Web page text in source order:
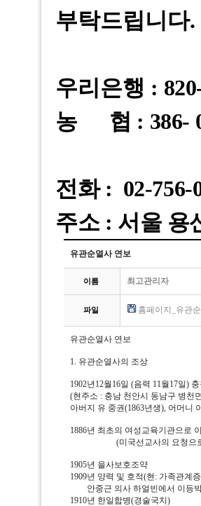
부탁드립니다.
우리은행 :
농 협 : 386-
전화 : 02-756-
주소 : 서울 용
유관순열사 연보
이름 최고관리자
파일 홈페이지_유관
유관순열사 연보
1. 유관순열사의 조상
1902년12월16일 (음력 11월17일)
(현주소 : 충남 천안시 동남구 병천
아버지 유 중권(1863년생), 어머니
1886년 최초의 여성교육기관으로
(미국선교사의 요청으로
1905년 을사보호조약
1909년 양력 및 호적(현: 가족관계
안중근 의사 하얼빈에서 이등
1910년 한일합병(경술국치)